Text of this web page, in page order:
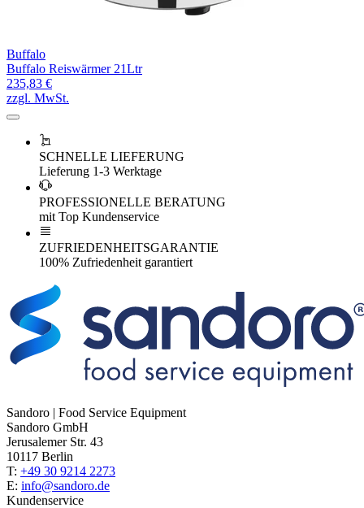
Buffalo
Buffalo Reiswärmer 21Ltr
235,83 €
zzgl. MwSt.
SCHNELLE LIEFERUNG
Lieferung 1-3 Werktage
PROFESSIONELLE BERATUNG
mit Top Kundenservice
ZUFRIEDENHEITSGARANTIE
100% Zufriedenheit garantiert
Sandoro | Food Service Equipment
Sandoro GmbH
Jerusalemer Str. 43
10117 Berlin
T: +49 30 9214 2273
E: info@sandoro.de
Kundenservice